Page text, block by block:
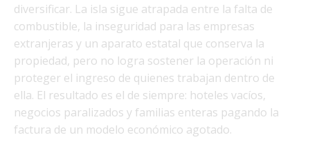
diversificar. La isla sigue atrapada entre la falta de
combustible, la inseguridad para las empresas
extranjeras y un aparato estatal que conserva la
propiedad, pero no logra sostener la operación ni
proteger el ingreso de quienes trabajan dentro de
ella. El resultado es el de siempre: hoteles vacíos,
negocios paralizados y familias enteras pagando la
factura de un modelo económico agotado.